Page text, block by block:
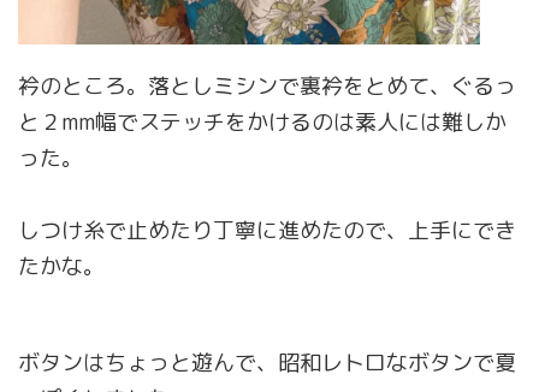
衿のところ。落としミシンで裏衿をとめて、ぐるっ
と２mm幅でステッチをかけるのは素人には難しか
った。
しつけ糸で止めたり丁寧に進めたので、上手にでき
たかな。
ボタンはちょっと遊んで、昭和レトロなボタンで夏